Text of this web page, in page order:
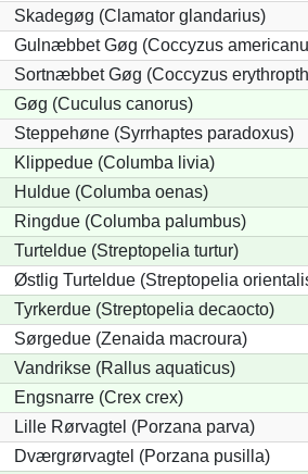
Skadegøg (Clamator glandarius)
Gulnæbbet Gøg (Coccyzus
Sortnæbbet Gøg (Coccyzus
Gøg (Cuculus canorus)
Steppehøne (Syrrhaptes paradoxus)
Klippedue (Columba livia)
Huldue (Columba oenas)
Ringdue (Columba palumbus)
Turteldue (Streptopelia turtur)
Østlig Turteldue (Streptopelia
Tyrkerdue (Streptopelia decaocto)
Sørgedue (Zenaida macroura)
Vandrikse (Rallus aquaticus)
Engsnarre (Crex crex)
Lille Rørvagtel (Porzana parva)
Dværgrørvagtel (Porzana pusilla)